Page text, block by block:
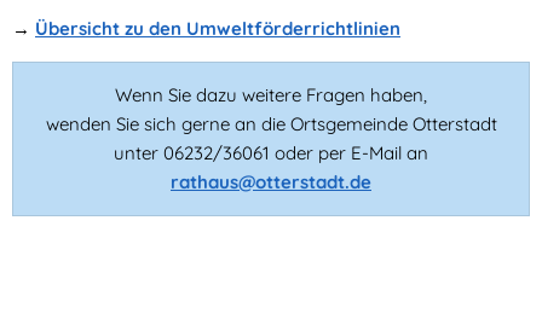
→ Übersicht zu den Umweltförderrichtlinien
Wenn Sie dazu weitere Fragen haben,
wenden Sie sich gerne an die Ortsgemeinde Otterstadt
unter 06232/36061 oder per E-Mail an
rathaus@otterstadt.de